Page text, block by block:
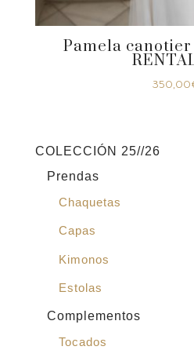
Pamela canotier
350,00
COLECCIÓN 25//26
Prendas
Chaquetas
Capas
Kimonos
Estolas
Complementos
Tocados